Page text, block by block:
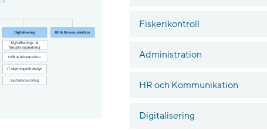
Fiskerikontroll
Administration
HR och Kommunikation
Digitalisering